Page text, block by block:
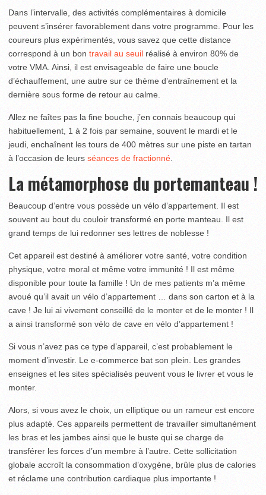
Dans l’intervalle, des activités complémentaires à domicile
peuvent s’insérer favorablement dans votre programme. Pour les
coureurs plus expérimentés, vous savez que cette distance
correspond à un bon travail au seuil réalisé à environ 80% de
votre VMA. Ainsi, il est envisageable de faire une boucle
d’échauffement, une autre sur ce thème d’entraînement et la
dernière sous forme de retour au calme.
Allez ne faîtes pas la fine bouche, j’en connais beaucoup qui
habituellement, 1 à 2 fois par semaine, souvent le mardi et le
jeudi, enchaînent les tours de 400 mètres sur une piste en tartan
à l’occasion de leurs séances de fractionné
La métamorphose du portemanteau !
Beaucoup d’entre vous possède un vélo d’appartement. Il est
souvent au bout du couloir transformé en porte manteau. Il est
grand temps de lui redonner ses lettres de noblesse !
Cet appareil est destiné à améliorer votre santé, votre condition
physique, votre moral et même votre immunité ! Il est même
disponible pour toute la famille ! Un de mes patients m’a même
avoué qu’il avait un vélo d’appartement … dans son carton et à la
cave ! Je lui ai vivement conseillé de le monter et de le monter ! Il
a ainsi transformé son vélo de cave en vélo d’appartement !
Si vous n’avez pas ce type d’appareil, c’est probablement le
moment d’investir. Le e-commerce bat son plein. Les grandes
enseignes et les sites spécialisés peuvent vous le livrer et vous le
monter.
Alors, si vous avez le choix, un elliptique ou un rameur est encore
plus adapté. Ces appareils permettent de travailler simultanément
les bras et les jambes ainsi que le buste qui se charge de
transférer les forces d’un membre à l’autre. Cette sollicitation
globale accroît la consommation d’oxygène, brûle plus de calories
et réclame une contribution cardiaque plus importante !